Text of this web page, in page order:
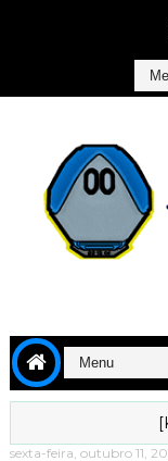
sexta-feira, outubro 11,